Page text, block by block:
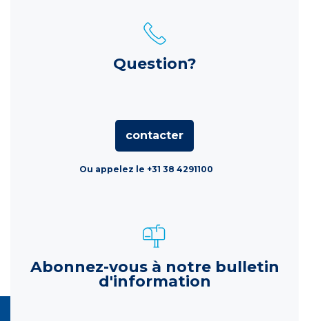
Question?
contacter
Ou appelez le +31 38 4291100
Abonnez-vous à notre bulletin
d'information